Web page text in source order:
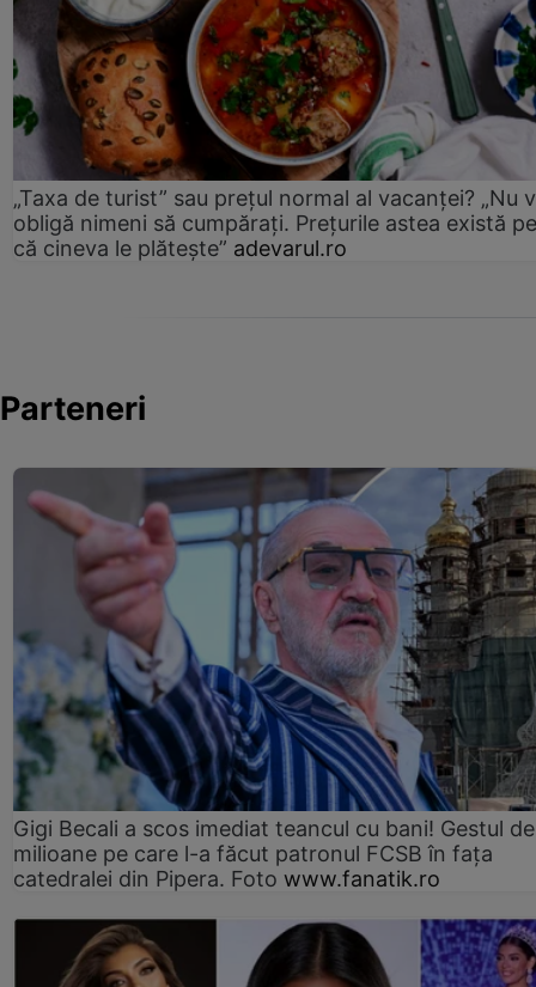
„Taxa de turist” sau prețul normal al vacanței? „Nu
obligă nimeni să cumpărați. Prețurile astea există
că cineva le plătește” adevarul.ro
Parteneri
Gigi Becali a scos imediat teancul cu bani! Gestul de
milioane pe care l-a făcut patronul FCSB în fața
catedralei din Pipera. Foto www.fanatik.ro